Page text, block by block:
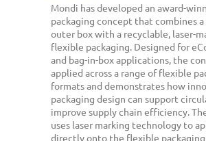
Mondi has developed an award-
packaging concept that combines
outer box with a recyclable, laser-
flexible packaging. Designed for
and bag-in-box applications, the
applied across a range of flexible
formats and demonstrates how
packaging design can support
improve supply chain efficiency.
uses laser marking technology to
directly onto the flexible